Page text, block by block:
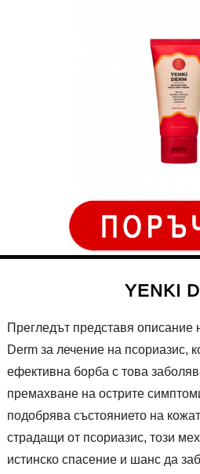
YENKI
Прегледът представя описание
Derm за лечение на псориазис,
ефективна борба с това
премахване на острите
подобрява състоянието на
страдащи от псориазис, този
истинско спасение и шанс да